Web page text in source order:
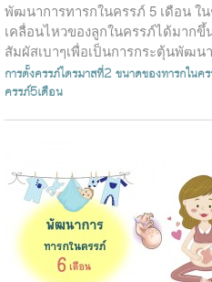
พัฒนาการทารกในครรภ์ 5 เดือน ใ
เคลื่อนไหวของลูกในครรภ์ได้มาก
สัมผัสเบาๆเพื่อเป็นการกระตุ้นพัฒน
ที่ 5 ทา...
การตั้งครรภ์ไตรมาสที่2ขนาดของทารกในค
ครรภ์5เดือน